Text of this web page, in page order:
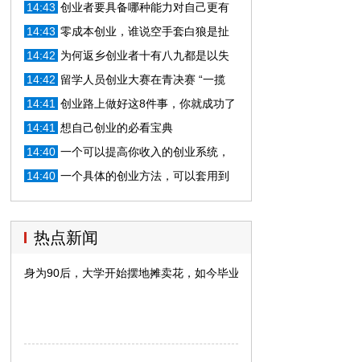
发疾病不幸离世
14:43 创业者要具备哪种能力对自己更有
利？
14:43 零成本创业，谁说空手套白狼是扯
淡
14:42 为何返乡创业者十有八九都是以失
败告终？避开这三点就成功了一半
14:42 留学人员创业大赛在青决赛 “一揽
子”政策促落地青岛
14:41 创业路上做好这8件事，你就成功了
90%
14:41 想自己创业的必看宝典
14:40 一个可以提高你收入的创业系统，
适合任何互联网项目
14:40 一个具体的创业方法，可以套用到
任何互联网生意上
热点新闻
身为90后，大学开始摆地摊卖花，如今毕业已是300员工的老板